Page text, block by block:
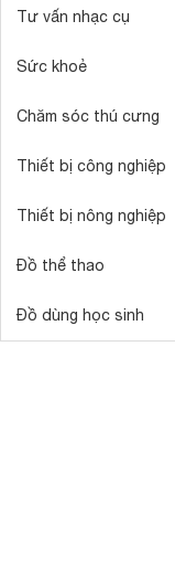
Tư vấn nhạc cụ
Sức khoẻ
Chăm sóc thú cưng
Thiết bị công nghiệp
Thiết bị nông nghiệp
Đồ thể thao
Đồ dùng học sinh